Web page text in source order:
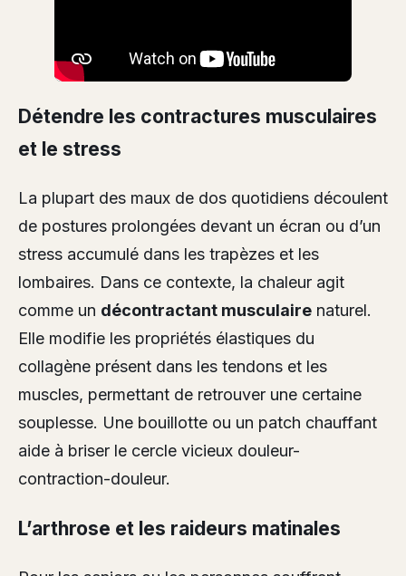
Détendre les contractures musculaires
et le stress
La plupart des maux de dos quotidiens découlent
de postures prolongées devant un écran ou d’un
stress accumulé dans les trapèzes et les
lombaires. Dans ce contexte, la chaleur agit
comme un décontractant musculaire naturel.
Elle modifie les propriétés élastiques du
collagène présent dans les tendons et les
muscles, permettant de retrouver une certaine
souplesse. Une bouillotte ou un patch chauffant
aide à briser le cercle vicieux douleur-
contraction-douleur.
L’arthrose et les raideurs matinales